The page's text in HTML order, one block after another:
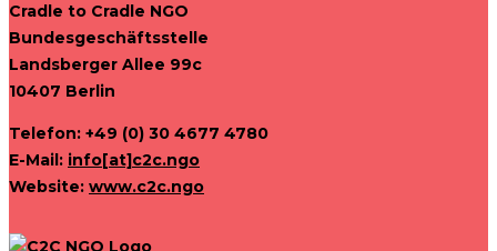
Cradle to Cradle NGO
Bundesgeschäftsstelle
Landsberger Allee 99c
10407 Berlin
Telefon: +49 (0) 30 4677 4780
E-Mail: info[at]c2c.ngo
Website: www.c2c.ngo